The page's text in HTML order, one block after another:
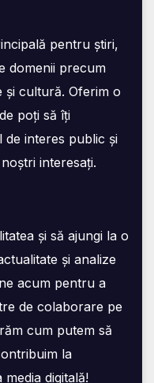
pentru știri,
domenii precum
și cultură. Oferim o
poți să îți
interes public și
interesați.
și să ajungi la o
și analize
acum pentru a
de colaborare pe
cum putem să
la
digitală!